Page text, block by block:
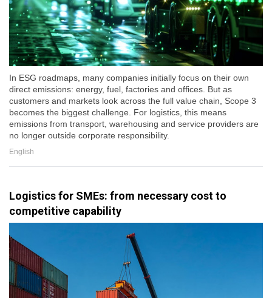
In ESG roadmaps, many companies initially focus on their own
direct emissions: energy, fuel, factories and offices. But as
customers and markets look across the full value chain, Scope 3
becomes the biggest challenge. For logistics, this means
emissions from transport, warehousing and service providers are
no longer outside corporate responsibility.
English
Logistics for SMEs: from necessary cost to
competitive capability